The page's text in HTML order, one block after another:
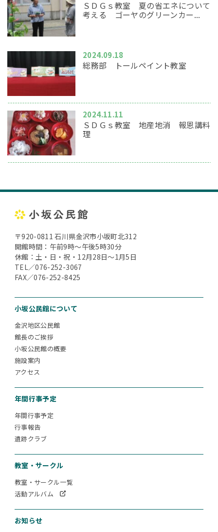
ＳＤＧｓ教室 夏の省エネについて
考える ゴーヤのグリーンカー...
2024.09.18
総務部 トールペイント教室
2024.11.11
ＳＤＧｓ教室 地産地消 報恩講料
理
〒920-0811 石川県金沢市小坂町北312
開館時間：午前9時～午後5時30分
休館：土・日・祝・12月28日～1月5日
TEL／076-252-3067
FAX／076-252-8425
小坂公民館について
金沢地区公民館
館長のご挨拶
小坂公民館の概要
施設案内
アクセス
年間行事予定
年間行事予定
行事報告
遺跡クラブ
教室・サークル
教室・サークル一覧
活動アルバム
お知らせ